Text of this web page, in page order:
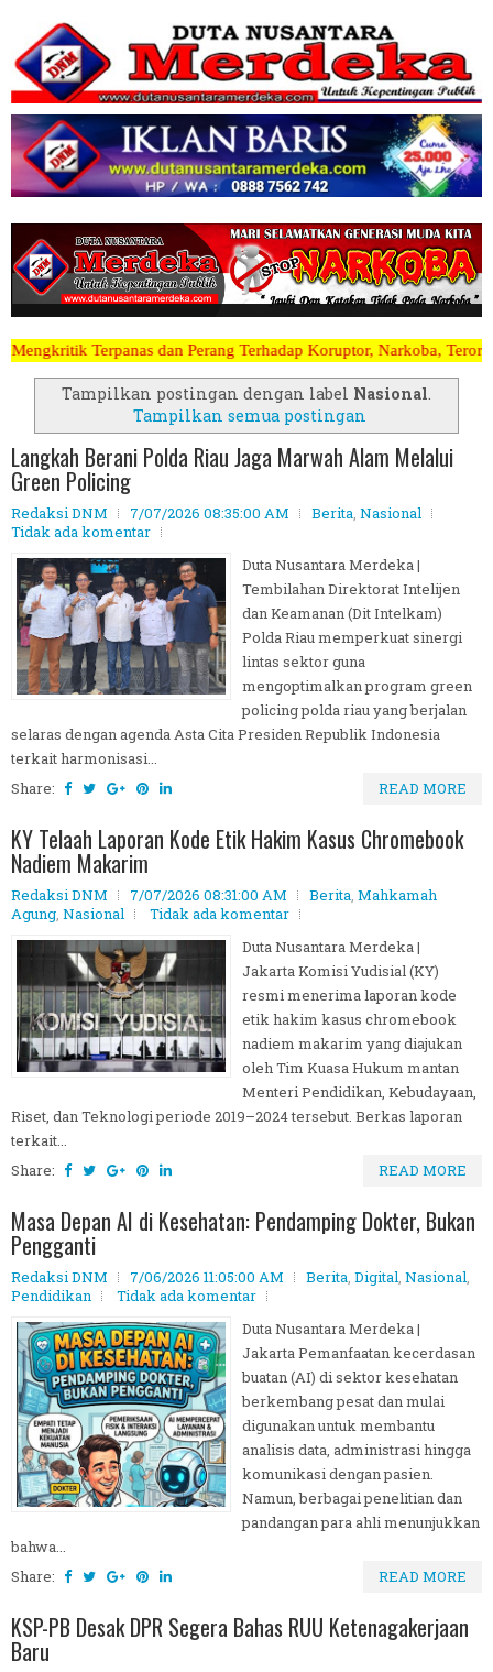
Terhadap Koruptor, Narkoba, Teroris Musuh Rakyat
Tampilkan postingan dengan label Nasional
Tampilkan semua postingan
Langkah Berani Polda Riau Jaga Marwah Alam Melalui
Green Policing
Redaksi DNM 7/07/2026 08:35:00 AM Berita, Nasional
Tidak ada komentar
Duta Nusantara Merdeka |
Tembilahan Direktorat Intelijen
dan Keamanan (Dit Intelkam)
Polda Riau memperkuat sinergi
lintas sektor guna
mengoptimalkan program green
policing polda riau yang berjalan
selaras dengan agenda Asta Cita Presiden Republik Indonesia
terkait harmonisasi...
Share:
READ MORE
KY Telaah Laporan Kode Etik Hakim Kasus Chromebook
Nadiem Makarim
Redaksi DNM 7/07/2026 08:31:00 AM Berita, Mahkamah
Agung, Nasional
Tidak ada komentar
Duta Nusantara Merdeka |
Jakarta Komisi Yudisial (KY)
resmi menerima laporan kode
etik hakim kasus chromebook
nadiem makarim yang diajukan
oleh Tim Kuasa Hukum mantan
Menteri Pendidikan, Kebudayaan,
Riset, dan Teknologi periode 2019–2024 tersebut. Berkas laporan
terkait...
Share:
READ MORE
Masa Depan AI di Kesehatan: Pendamping Dokter, Bukan
Pengganti
Redaksi DNM 7/06/2026 11:05:00 AM Berita, Digital, Nasional,
Pendidikan
Tidak ada komentar
Duta Nusantara Merdeka |
Jakarta Pemanfaatan kecerdasan
buatan (AI) di sektor kesehatan
berkembang pesat dan mulai
digunakan untuk membantu
analisis data, administrasi hingga
komunikasi dengan pasien.
Namun, berbagai penelitian dan
pandangan para ahli menunjukkan
bahwa...
Share:
READ MORE
KSP-PB Desak DPR Segera Bahas RUU Ketenagakerjaan
Baru